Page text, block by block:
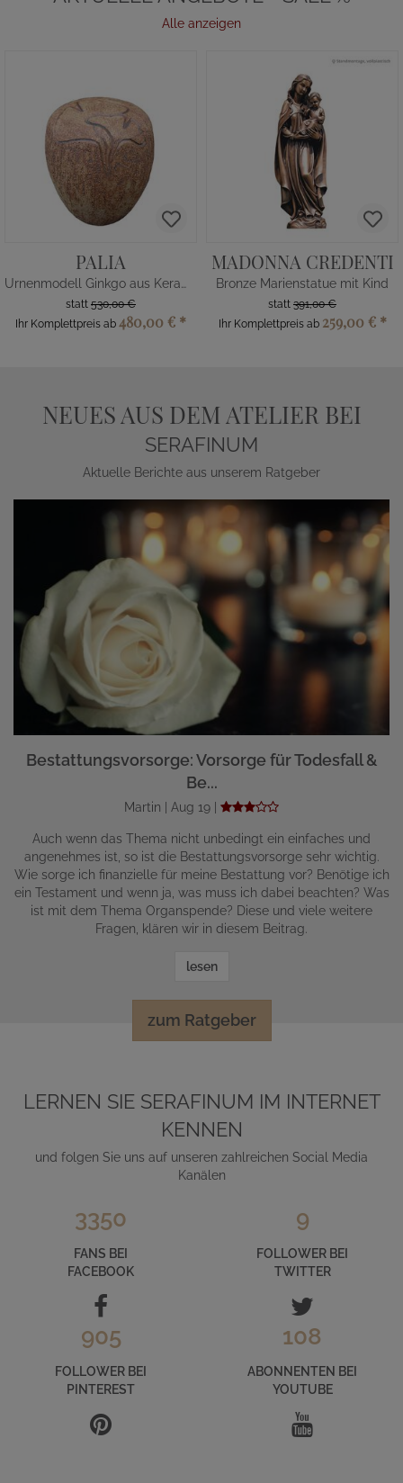
Alle anzeigen
PALIA
Urnenmodell Ginkgo aus Keramik
statt 530,00 €
Ihr Komplettpreis ab 480,00 € *
MADONNA CREDENTI
Bronze Marienstatue mit Kind
statt 391,00 €
Ihr Komplettpreis ab 259,00 € *
NEUES AUS DEM ATELIER BEI
SERAFINUM
Aktuelle Berichte aus unserem Ratgeber
Bestattungsvorsorge: Vorsorge für Todesfall &
Be...
Martin | Aug 19 |
Auch wenn das Thema nicht unbedingt ein einfaches und
angenehmes ist, so ist die Bestattungsvorsorge sehr wichtig.
Wie sorge ich finanzielle für meine Bestattung vor? Benötige ich
ein Testament und wenn ja, was muss ich dabei beachten? Was
ist mit dem Thema Organspende? Diese und viele weitere
Fragen, klären wir in diesem Beitrag.
lesen
zum Ratgeber
LERNEN SIE SERAFINUM IM INTERNET
KENNEN
und folgen Sie uns auf unseren zahlreichen Social Media
Kanälen
3350
FANS BEI
FACEBOOK
9
FOLLOWER BEI
TWITTER
905
FOLLOWER BEI
PINTEREST
108
ABONNENTEN BEI
YOUTUBE